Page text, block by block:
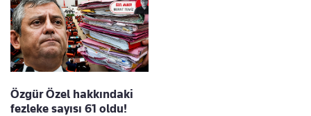
Özgür Özel hakkındaki
fezleke sayısı 61 oldu!